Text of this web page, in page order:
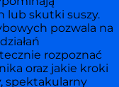
lub skutki suszy.
pozwala na
rozpoznać
oraz jakie kroki
spektakularny